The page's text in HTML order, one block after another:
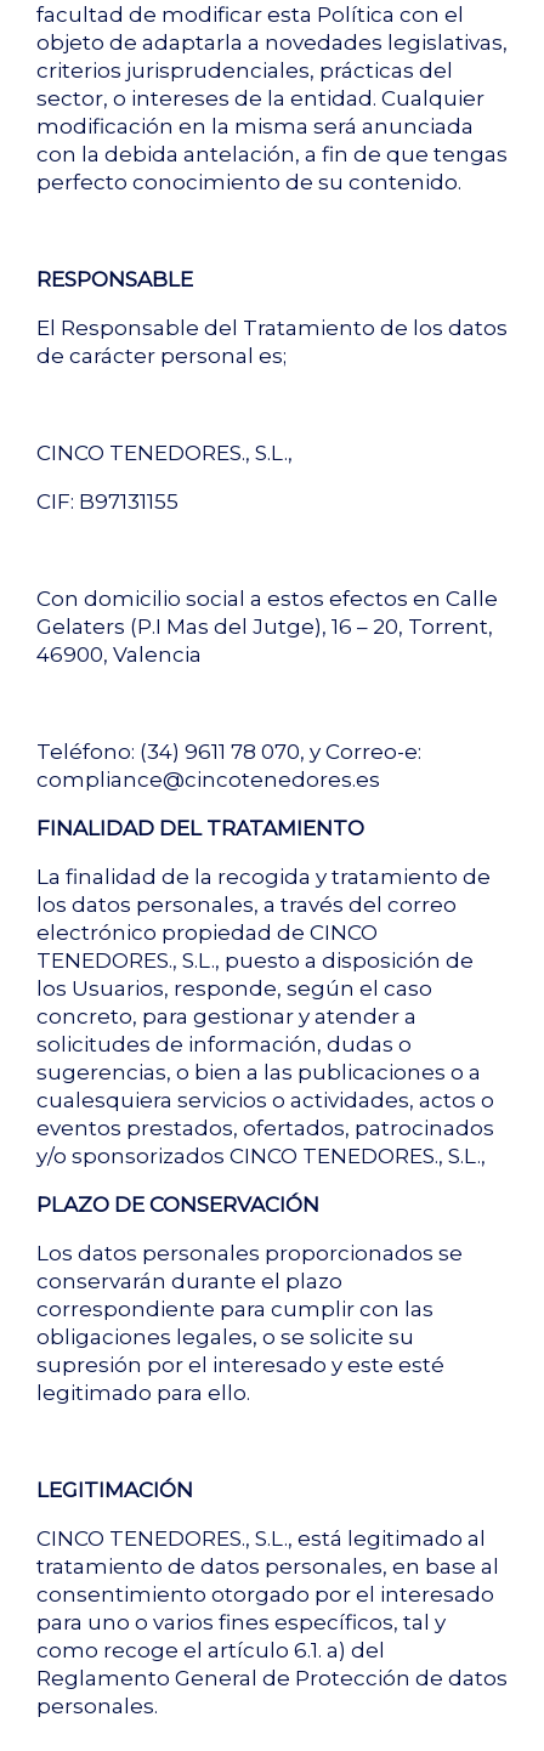
facultad de modificar esta Política con el
objeto de adaptarla a novedades legislativas,
criterios jurisprudenciales, prácticas del
sector, o intereses de la entidad. Cualquier
modificación en la misma será anunciada
con la debida antelación, a fin de que tengas
perfecto conocimiento de su contenido.
RESPONSABLE
El Responsable del Tratamiento de los datos
de carácter personal es;
CINCO TENEDORES., S.L.,
CIF: B97131155
Con domicilio social a estos efectos en Calle
Gelaters (P.I Mas del Jutge), 16 – 20, Torrent,
46900, Valencia
Teléfono: (34) 9611 78 070, y Correo-e:
compliance@cincotenedores.es
FINALIDAD DEL TRATAMIENTO
La finalidad de la recogida y tratamiento de
los datos personales, a través del correo
electrónico propiedad de CINCO
TENEDORES., S.L., puesto a disposición de
los Usuarios, responde, según el caso
concreto, para gestionar y atender a
solicitudes de información, dudas o
sugerencias, o bien a las publicaciones o a
cualesquiera servicios o actividades, actos o
eventos prestados, ofertados, patrocinados
y/o sponsorizados CINCO TENEDORES., S.L.,
PLAZO DE CONSERVACIÓN
Los datos personales proporcionados se
conservarán durante el plazo
correspondiente para cumplir con las
obligaciones legales, o se solicite su
supresión por el interesado y este esté
legitimado para ello.
LEGITIMACIÓN
CINCO TENEDORES., S.L., está legitimado al
tratamiento de datos personales, en base al
consentimiento otorgado por el interesado
para uno o varios fines específicos, tal y
como recoge el artículo 6.1. a) del
Reglamento General de Protección de datos
personales.